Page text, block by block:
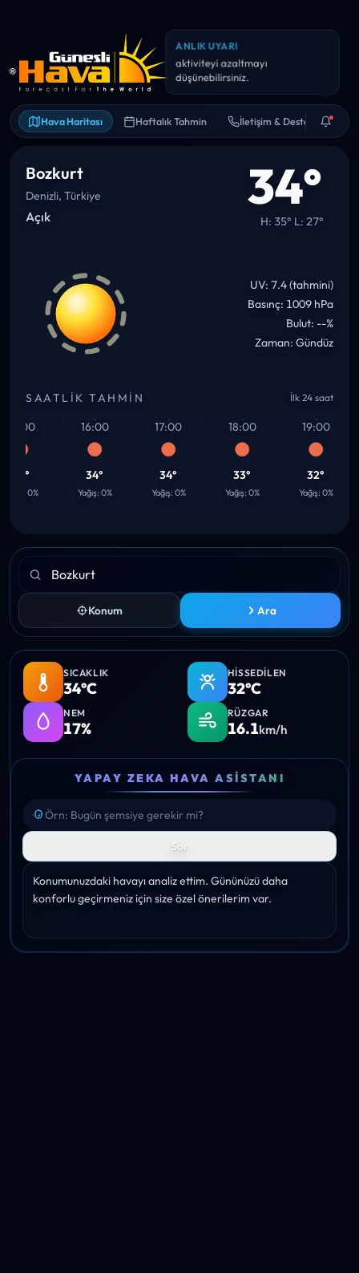
Hava Haritası Haftalık Tahmin İletişim & Destek
BILGI
Önümüzdeki 12 saat içinde
sıcaklık ~14° düşebilir.
Bozkurt
Denizli, Türkiye
Açık 34°
H: 35° L: 27°
UV: 7.4 (tahmini)
Basınç: 1009 hPa
Bulut: --%
Zaman: Gündüz
SAATLIK TAHMIN İlk 24 saat
0%
16:00
34°
Yağış: 0%
17:00
34°
Yağış: 0%
18:00
33°
Yağış: 0%
19:00
32°
Yağış: 0%
Konum Ara
SICAKLIK
34°C
HISSEDILEN
32°C
NEM
17%
RÜZGAR
16.1km/h
YAPAY ZEKA HAVA ASISTANI
Sor
Konumunuzdaki havayı analiz ettim. Gününüzü daha
konforlu geçirmeniz için size özel önerilerim var.